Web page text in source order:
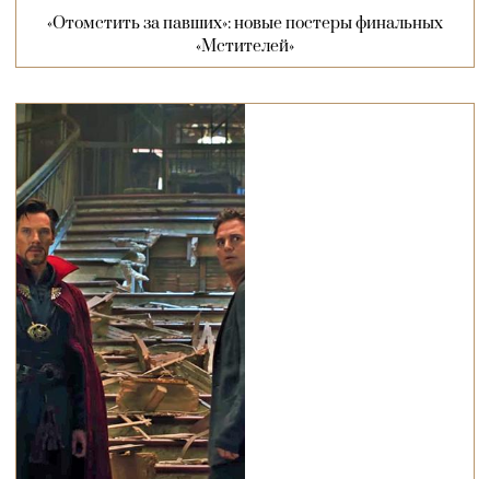
«Отомстить за павших»: новые постеры финальных
«Мстителей»